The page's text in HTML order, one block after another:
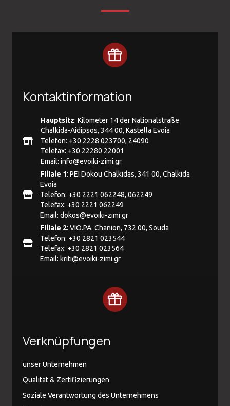
Kontaktinformation
Hauptsitz: Kilometer 14 der Nationalstraße
Chalkida-Aidipsos, 344 00, Kastella Evoia
Telefon: +30 2228 023700, 24090
Telefax: +30 22280 22001
Email: info@evoiki-zimi.gr
Filiale 1: PEI Dokou Chalkidas, 341 00, Chalkida
Evoia
Telefon: +30 2221 062248, 062249
Telefax: +30 2221 062249
Email: dokos@evoiki-zimi.gr
Filiale 2: VIO.PA. Chanion, 732 00, Souda
Telefon: +30 2821 023544
Telefax: +30 2821 023564
Email: kriti@evoiki-zimi.gr
Verknüpfungen
unser Unternehmen
Qualität & Zertifizierungen
Soziale Verantwortung des Unternehmens